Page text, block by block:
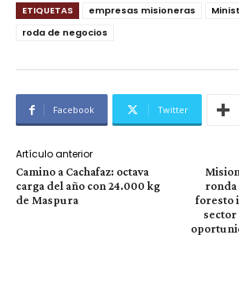
ETIQUETAS empresas misioneras
roda de negocios
Facebook Twitter
Artículo anterior
Camino a Cachafaz: octava
carga del año con 24.000 kg
de Maspura
ronda
foresto
sector